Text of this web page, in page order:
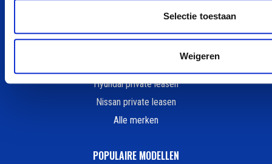
Selectie toestaan
Weigeren
BYD private leasen
Hyundai private leasen
Nissan private leasen
Alle merken
POPULAIRE MODELLEN